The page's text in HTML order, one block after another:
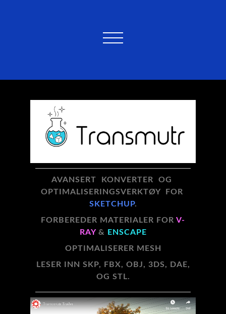
AVANSERT KONVERTER OG
OPTIMALISERINGSVERKTØY FOR
SKETCHUP.
FORBEREDER MATERIALER FOR V-
RAY & ENSCAPE
OPTIMALISERER MESH
LESER INN SKP, FBX, OBJ, 3DS, DAE,
OG STL.